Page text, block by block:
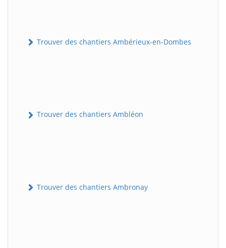
Trouver des chantiers Ambérieux-en-Dombes
Trouver des chantiers Ambléon
Trouver des chantiers Ambronay